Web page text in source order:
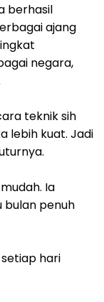
berhasil
ajang
negara,
teknik sih
lebih kuat. Jadi
Ia
bulan penuh
hari